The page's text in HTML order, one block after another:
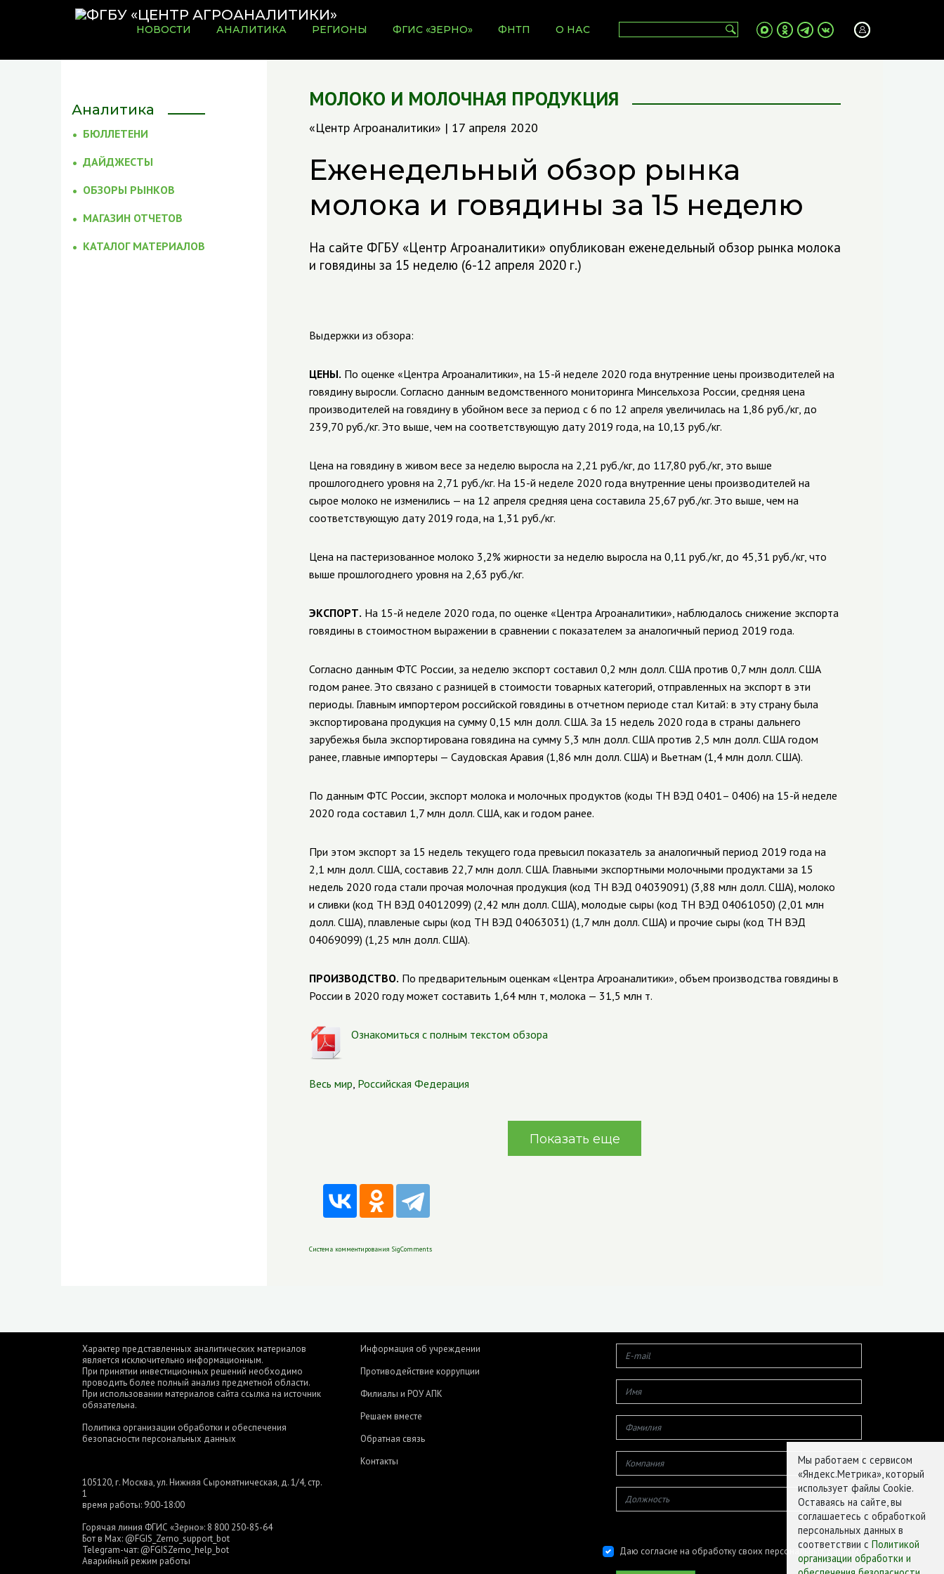
НОВОСТИ АНАЛИТИКА РЕГИОНЫ ФГИС «ЗЕРНО» ФНТП О НАС
Аналитика
БЮЛЛЕТЕНИ
ДАЙДЖЕСТЫ
ОБЗОРЫ РЫНКОВ
МАГАЗИН ОТЧЕТОВ
КАТАЛОГ МАТЕРИАЛОВ
МОЛОКО И МОЛОЧНАЯ ПРОДУКЦИЯ
«Центр Агроаналитики» | 17 апреля 2020
Еженедельный обзор рынка
молока и говядины за 15 неделю
На сайте ФГБУ «Центр Агроаналитики» опубликован еженедельный обзор рынка молока
и говядины за 15 неделю (6-12 апреля 2020 г.)
Выдержки из обзора:
ЦЕНЫ. По оценке «Центра Агроаналитики», на 15-й неделе 2020 года внутренние цены производителей на
говядину выросли. Согласно данным ведомственного мониторинга Минсельхоза России, средняя цена
производителей на говядину в убойном весе за период с 6 по 12 апреля увеличилась на 1,86 руб./кг, до
239,70 руб./кг. Это выше, чем на соответствующую дату 2019 года, на 10,13 руб./кг.
Цена на говядину в живом весе за неделю выросла на 2,21 руб./кг, до 117,80 руб./кг, это выше
прошлогоднего уровня на 2,71 руб./кг. На 15-й неделе 2020 года внутренние цены производителей на
сырое молоко не изменились — на 12 апреля средняя цена составила 25,67 руб./кг. Это выше, чем на
соответствующую дату 2019 года, на 1,31 руб./кг.
Цена на пастеризованное молоко 3,2% жирности за неделю выросла на 0,11 руб./кг, до 45,31 руб./кг, что
выше прошлогоднего уровня на 2,63 руб./кг.
ЭКСПОРТ. На 15-й неделе 2020 года, по оценке «Центра Агроаналитики», наблюдалось снижение экспорта
говядины в стоимостном выражении в сравнении с показателем за аналогичный период 2019 года.
Согласно данным ФТС России, за неделю экспорт составил 0,2 млн долл. США против 0,7 млн долл. США
годом ранее. Это связано с разницей в стоимости товарных категорий, отправленных на экспорт в эти
периоды. Главным импортером российской говядины в отчетном периоде стал Китай: в эту страну была
экспортирована продукция на сумму 0,15 млн долл. США. За 15 недель 2020 года в страны дальнего
зарубежья была экспортирована говядина на сумму 5,3 млн долл. США против 2,5 млн долл. США годом
ранее, главные импортеры — Саудовская Аравия (1,86 млн долл. США) и Вьетнам (1,4 млн долл. США).
По данным ФТС России, экспорт молока и молочных продуктов (коды ТН ВЭД 0401– 0406) на 15-й неделе
2020 года составил 1,7 млн долл. США, как и годом ранее.
При этом экспорт за 15 недель текущего года превысил показатель за аналогичный период 2019 года на
2,1 млн долл. США, составив 22,7 млн долл. США. Главными экспортными молочными продуктами за 15
недель 2020 года стали прочая молочная продукция (код ТН ВЭД 04039091) (3,88 млн долл. США), молоко
и сливки (код ТН ВЭД 04012099) (2,42 млн долл. США), молодые сыры (код ТН ВЭД 04061050) (2,01 млн
долл. США), плавленые сыры (код ТН ВЭД 04063031) (1,7 млн долл. США) и прочие сыры (код ТН ВЭД
04069099) (1,25 млн долл. США).
ПРОИЗВОДСТВО. По предварительным оценкам «Центра Агроаналитики», объем производства говядины в
России в 2020 году может составить 1,64 млн т, молока — 31,5 млн т.
Ознакомиться с полным текстом обзора
Весь мир, Российская Федерация
Показать еще
Система комментирования SigComments
Характер представленных аналитических материалов
является исключительно информационным.
При принятии инвестиционных решений необходимо
проводить более полный анализ предметной области.
При использовании материалов сайта ссылка на источник
обязательна.
Политика организации обработки и обеспечения
безопасности персональных данных
105120, г. Москва, ул. Нижняя Сыромятническая, д. 1/4, стр.
1
время работы: 9:00-18:00
Горячая линия ФГИС «Зерно»: 8 800 250-85-64
Бот в Max: @FGIS_Zerno_support_bot
Telegram-чат: @FGISZerno_help_bot
Аварийный режим работы
Информация об учреждении
Противодействие коррупции
Филиалы и РОУ АПК
Решаем вместе
Обратная связь
Контакты
Даю согласие на обработку своих персональных данных
Мы работаем с сервисом
«Яндекс.Метрика», который
использует файлы Cookie.
Оставаясь на сайте, вы
соглашаетесь с обработкой
персональных данных в
соответствии с Политикой
организации обработки и